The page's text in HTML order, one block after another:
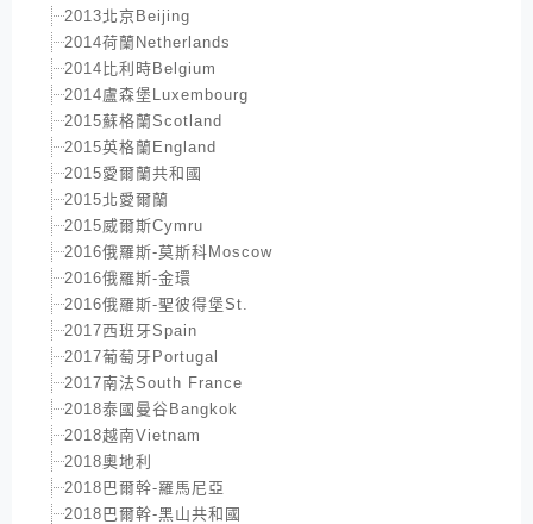
2013北京Beijing
2014荷蘭Netherlands
2014比利時Belgium
2014盧森堡Luxembourg
2015蘇格蘭Scotland
2015英格蘭England
2015愛爾蘭共和國
2015北愛爾蘭
2015威爾斯Cymru
2016俄羅斯-莫斯科Moscow
2016俄羅斯-金環
2016俄羅斯-聖彼得堡St.
2017西班牙Spain
2017葡萄牙Portugal
2017南法South France
2018泰國曼谷Bangkok
2018越南Vietnam
2018奧地利
2018巴爾幹-羅馬尼亞
2018巴爾幹-黑山共和國